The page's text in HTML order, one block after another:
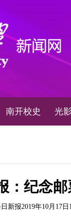
南开校史 光
：纪念
新报2019年10月17日